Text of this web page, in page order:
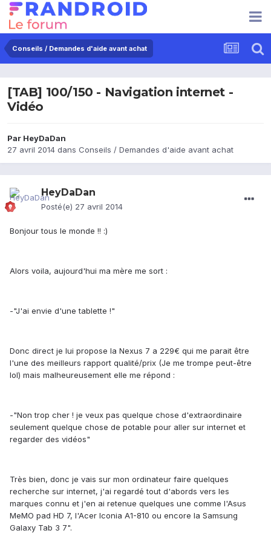
Conseils / Demandes d'aide avant achat
[TAB] 100/150 - Navigation internet -
Vidéo
Par HeyDaDan
27 avril 2014 dans Conseils / Demandes d'aide avant achat
HeyDaDan
Posté(e) 27 avril 2014
Bonjour tous le monde !! :)
Alors voila, aujourd'hui ma mère me sort :
-"J'ai envie d'une tablette !"
Donc direct je lui propose la Nexus 7 a 229€ qui me parait être
l'une des meilleurs rapport qualité/prix (Je me trompe peut-être
lol) mais malheureusement elle me répond :
-"Non trop cher ! je veux pas quelque chose d'extraordinaire
seulement quelque chose de potable pour aller sur internet et
regarder des vidéos"
Très bien, donc je vais sur mon ordinateur faire quelques
recherche sur internet, j'ai regardé tout d'abords vers les
marques connu et j'en ai retenue quelques une comme l'Asus
MeMO pad HD 7, l'Acer Iconia A1-810 ou encore la Samsung
Galaxy Tab 3 7".